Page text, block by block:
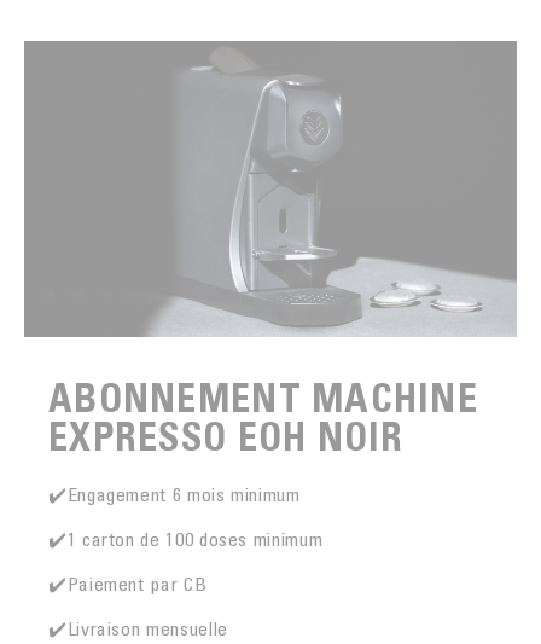
ABONNEMENT MACHINE
EXPRESSO EOH NOIR
✔️Engagement 6 mois minimum
✔️1 carton de 100 doses minimum
✔️Paiement par CB
✔️Livraison mensuelle